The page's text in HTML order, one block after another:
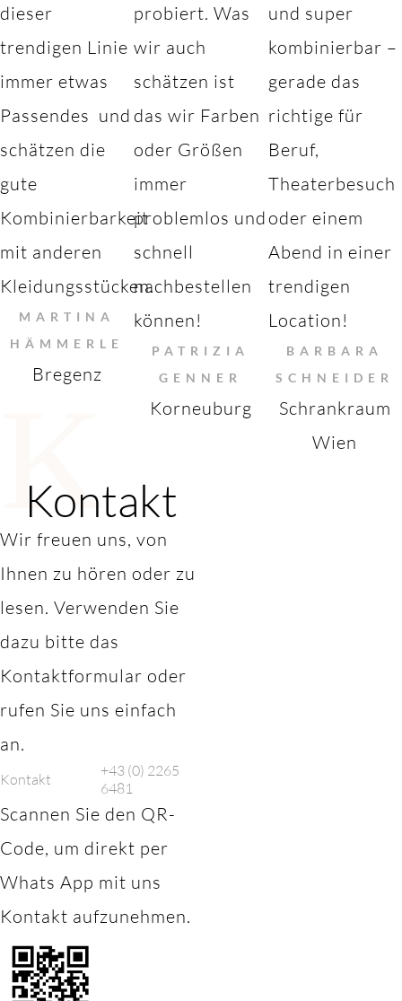
dieser
trendigen Linie
immer etwas
Passendes und
schätzen die
gute
Kombinierbarkeit
mit anderen
Kleidungsstücken.
MARTINA
HÄMMERLE
Bregenz
probiert. Was
wir auch
schätzen ist
das wir Farben
oder Größen
immer
problemlos und
schnell
nachbestellen
können!
PATRIZIA
GENNER
Korneuburg
und super
kombinierbar –
gerade das
richtige für
Beruf,
Theaterbesuch
oder einem
Abend in einer
trendigen
Location!
BARBARA
SCHNEIDER
Schrankraum
Wien
K
Kontakt
Wir freuen uns, von
Ihnen zu hören oder zu
lesen. Verwenden Sie
dazu bitte das
Kontaktformular oder
rufen Sie uns einfach
an.
Kontakt
+43 (0) 2265
6481
Scannen Sie den QR-
Code, um direkt per
Whats App mit uns
Kontakt aufzunehmen.